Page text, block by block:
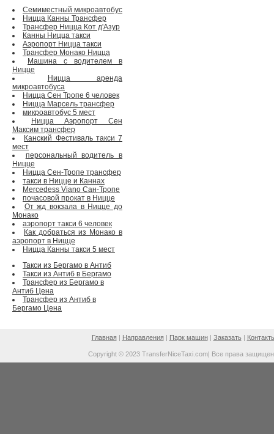
Семиместный микроавтобус
Ницца Канны Трансфер
Трансфер Ницца Кот д'Азур
Канны Ницца такси
Аэропорт Ницца такси
Трансфер Монако Ницца
Машина с водителем в
Ницце
Ницца аренда
микроавтобуса
Ницца Сен Тропе 6 человек
Ницца Марсель трансфер
микроавтобус 5 мест
Ницца Аэропорт Сен
Максим трансфер
Канский Фестиваль такси 7
мест
персональный водитель в
Ницце
Ницца Сен-Тропе трансфер
такси в Ницце и Каннах
Mercedess Viano Сан-Тропе
почасовой прокат в Ницце
От жд вокзала в Ницце до
Монако
аэропорт такси 6 человек
Как добраться из Монако в
аэропорт в Ницце
Ницца Канны такси 5 мест
Такси из Бергамо в Антиб
Такси из Антиб в Бергамо
Трансфер из Бергамо в
Антиб Цена
Трансфер из Антиб в
Бергамо Цена
Главная| Направления| Парк машин| Заказать|
Copyright © 2023 TransferNiceTaxi.com| Все права